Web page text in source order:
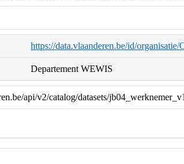
https://data.vlaanderen.be/id/
Departement WEWIS
api/v2/catalog/datasets/jb04_werknemer_v1